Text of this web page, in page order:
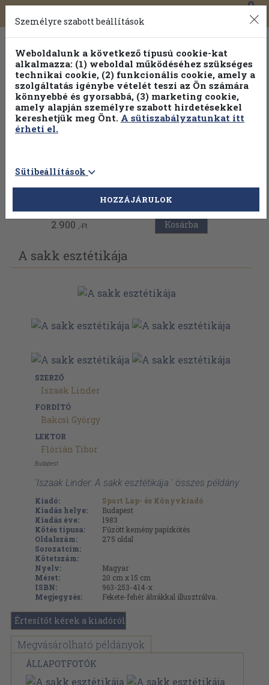
Toggle
navigation
0
Válogasson több mint 1.000.000 kiadványunk közül
100% kedvezménnyel!
Vissza az előző oldalra
2.900 ,-Ft Kosárba
A sakk esztétikája
SZERZŐ
Iszaak Linder
FORDÍTÓ
Bakcsi György
LEKTOR
Flórián Tibor
Budapest
'Iszaak Linder: A sakk esztétikája ' összes példány
Kiadó:
Sport Lap- és Könyvkiadó
Kiadás helye:
Budapest
Kiadás éve:
1983
Kötés típusa:
Fűzött kemény papírkötés
Oldalszám:
275 oldal
Sorozatcím:
Kötetszám:
Nyelv:
Magyar
Méret:
20 cm x 15 cm
ISBN:
963-253-414-x
Megjegyzés:
Fekete-fehér ábrákkal illusztrálva.
Értesítőt kérek a kiadóról
Megvásárolható példányok
ÁLLAPOTFOTÓK
Személyre szabott beállítások
Weboldalunk a következő típusú cookie-kat
alkalmazza: (1) weboldal működéséhez szükséges
technikai cookie, (2) funkcionális cookie, amely a
szolgáltatás igénybe vételét teszi az Ön számára
könnyebbé és gyorsabbá, (3) marketing cookie,
amely alapján személyre szabott hirdetésekkel
kereshetjük meg Önt. A sütiszabályzatunkat itt
érheti el.
Sütibeállítások
HOZZÁJÁRULOK